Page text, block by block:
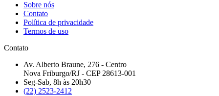
Sobre nós
Contato
Política de privacidade
Termos de uso
Contato
Av. Alberto Braune, 276 - Centro
Nova Friburgo/RJ - CEP 28613-001
Seg-Sab, 8h às 20h30
(22) 2523-2412